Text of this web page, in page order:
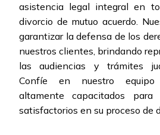
asistencia legal integral en
divorcio de mutuo acuerdo.
garantizar la defensa de los
nuestros clientes, brindando
las audiencias y trámites
Confíe en nuestro equipo
altamente capacitados para
satisfactorios en su proceso de